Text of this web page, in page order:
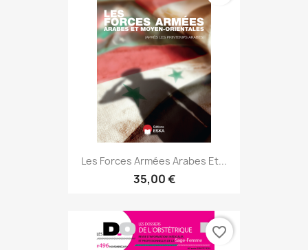
Les Forces Armées Arabes Et...
35,00 €
favorite_border